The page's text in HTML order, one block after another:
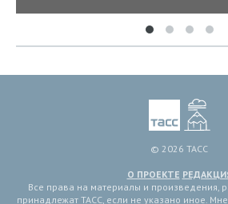
© 2026 ТАСС
О ПРОЕКТЕ
Все права на материалы и произведения,
принадлежат ТАСС, если не указано иное.